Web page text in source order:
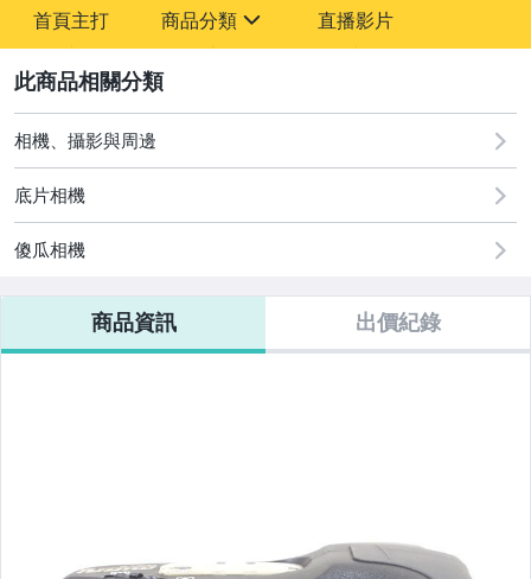
首頁主打 商品分類
【數位相機】Canon
【數位相機】Nikon
直播影片
相機、攝影與周邊
底片相機
傻瓜相機
商品資訊 出價紀錄